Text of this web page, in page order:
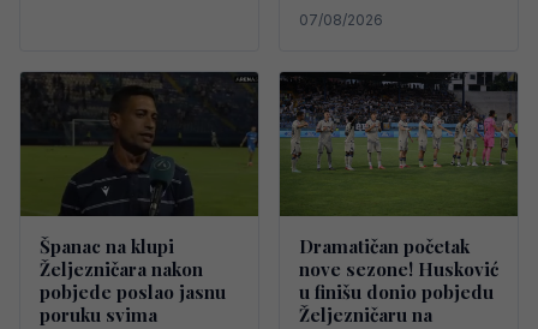
07/08/2026
Španac na klupi
Željezničara nakon
pobjede poslao jasnu
poruku svima
Dramatičan početak
nove sezone! Husković
u finišu donio pobjedu
Željezničaru na